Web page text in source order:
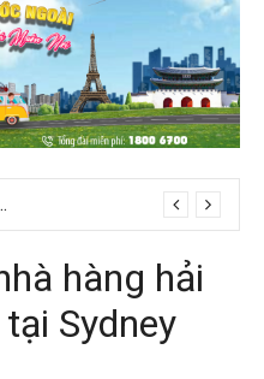
quốc khánh 2/9
hàng hải
Sydney